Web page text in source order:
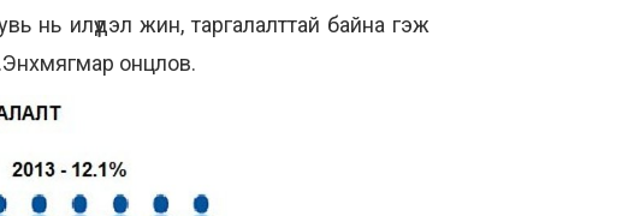
нь илүүдэл жин, таргалалттай байна гэж
онцлов.